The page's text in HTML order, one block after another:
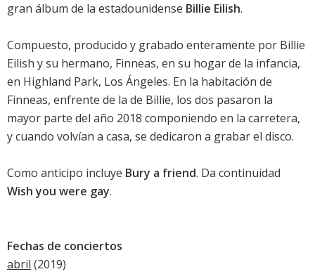
gran álbum de la estadounidense Billie Eilish.
Compuesto, producido y grabado enteramente por Billie
Eilish y su hermano, Finneas, en su hogar de la infancia,
en Highland Park, Los Ángeles. En la habitación de
Finneas, enfrente de la de Billie, los dos pasaron la
mayor parte del año 2018 componiendo en la carretera,
y cuando volvían a casa, se dedicaron a grabar el disco.
Como anticipo incluye Bury a friend. Da continuidad
Wish you were gay.
Fechas de conciertos
abril (2019)